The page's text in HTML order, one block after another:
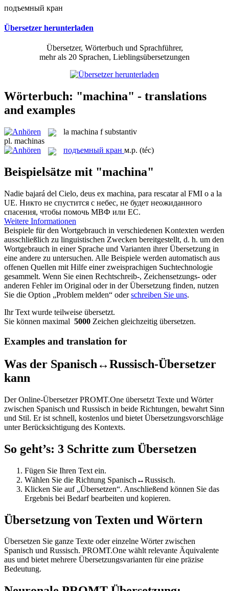
подъемный кран
Übersetzer herunterladen
Übersetzer, Wörterbuch und Sprachführer,
mehr als 20 Sprachen, Lieblingsübersetzungen
Wörterbuch: "machina" - translations
and examples
la machina f substantiv
pl. machinas
подъемный кран м.р. (téc)
Beispielsätze mit "machina"
Nadie bajará del Cielo, deus ex machina, para rescatar al FMI o a la
UE. Никто не спустится с небес, не будет неожиданного
спасения, чтобы помочь МВФ или ЕС.
Weitere Informationen
Beispiele für den Wortgebrauch in verschiedenen Kontexten werden
ausschließlich zu linguistischen Zwecken bereitgestellt, d. h. um den
Wortgebrauch in einer Sprache und Varianten ihrer Übersetzung in
eine andere zu untersuchen. Alle Beispiele werden automatisch aus
offenen Quellen mit Hilfe einer zweisprachigen Suchtechnologie
gesammelt. Wenn Sie einen Rechtschreib-, Zeichensetzungs- oder
anderen Fehler im Original oder in der Übersetzung finden, nutzen
Sie die Option „Problem melden“ oderschreiben Sie uns.
Ihr Text wurde teilweise übersetzt.
Sie können maximal 5000 Zeichen gleichzeitig übersetzen.
Examples and translation for
Was der Spanisch↔Russisch-Übersetzer
kann
Der Online-Übersetzer PROMT.One übersetzt Texte und Wörter
zwischen Spanisch und Russisch in beide Richtungen, bewahrt Sinn
und Stil. Er ist schnell, kostenlos und bietet Übersetzungsvorschläge
unter Berücksichtigung des Kontexts.
So geht’s: 3 Schritte zum Übersetzen
Fügen Sie Ihren Text ein.
Wählen Sie die Richtung Spanisch↔Russisch.
Klicken Sie auf „Übersetzen“. Anschließend können Sie das
Ergebnis bei Bedarf bearbeiten und kopieren.
Übersetzung von Texten und Wörtern
Übersetzen Sie ganze Texte oder einzelne Wörter zwischen
Spanisch und Russisch. PROMT.One wählt relevante Äquivalente
aus und bietet mehrere Übersetzungsvarianten für eine präzise
Bedeutung.